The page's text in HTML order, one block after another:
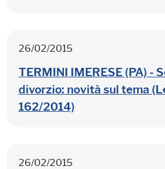
26/02/2015
TERMINI IMERESE (PA) -
divorzio: novità sul tema
162/2014)
26/02/2015